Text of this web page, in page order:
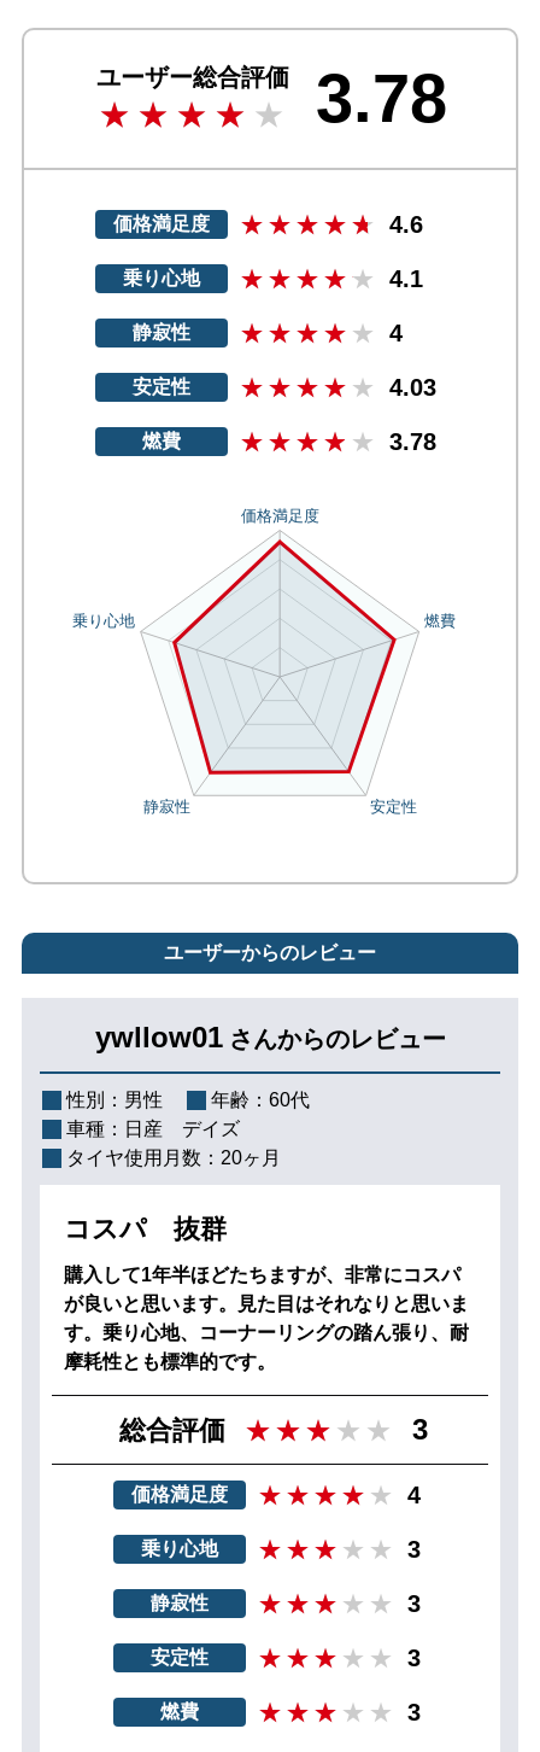
ユーザー総合評価 3.78
価格満足度 4.6
乗り心地 4.1
静寂性 4
安定性 4.03
燃費 3.78
ユーザーからのレビュー
ywllow01 さんからのレビュー
性別： 男性 年齢： 60代
車種： 日産 デイズ
タイヤ使用月数： 20ヶ月
コスパ 抜群
購入して1年半ほどたちますが、非常にコスパ
が良いと思います。見た目はそれなりと思いま
す。乗り心地、コーナーリングの踏ん張り、耐
摩耗性とも標準的です。
総合評価 3
価格満足度 4
乗り心地 3
静寂性 3
安定性 3
燃費 3